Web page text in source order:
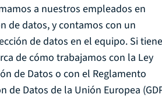
a nuestros empleados en
de datos, y contamos con un
de datos en el equipo. Si tiene
de cómo trabajamos con la Ley
de Datos o con el Reglamento
de Datos de la Unión Europea